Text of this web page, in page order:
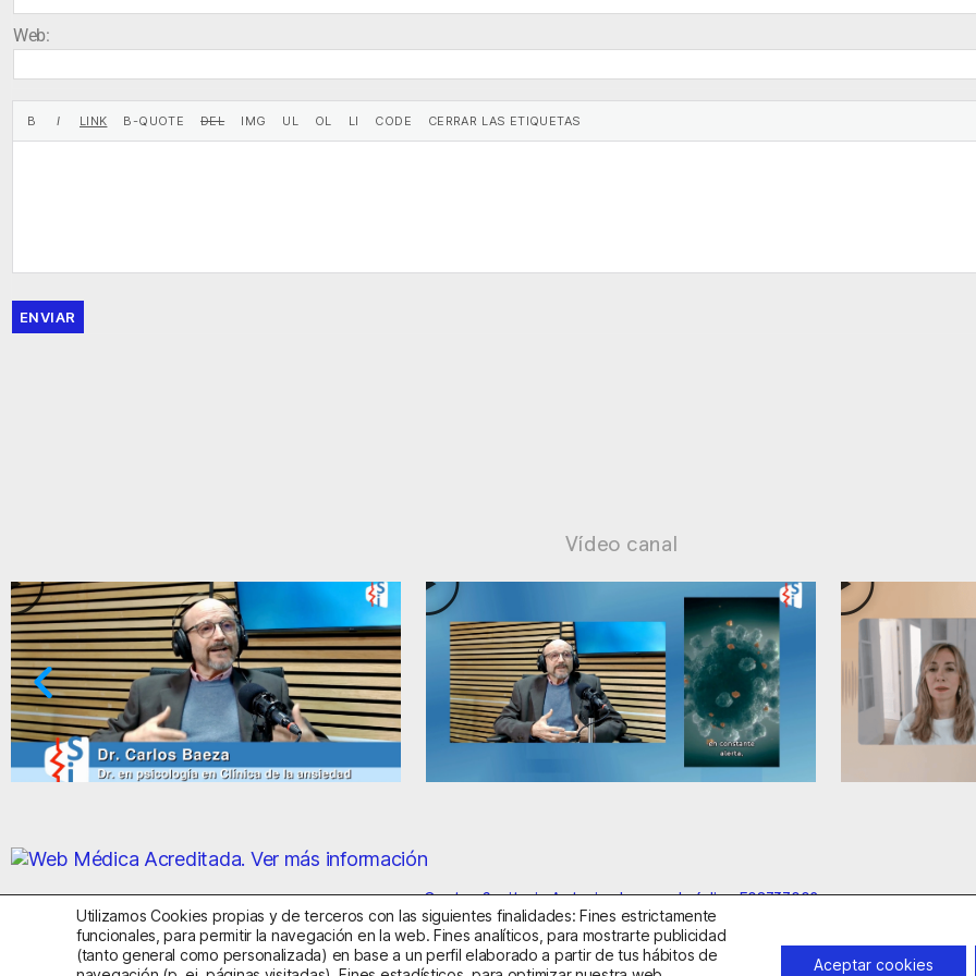
Web:
ENVIAR
Vídeo canal
Centro Sanitario Autorizado con el código E08737002
Aviso LegalPolítica de PrivacidadPolítica de CookiesCondiciones Generales de
Utilizamos Cookies propias y de terceros con las siguientes finalidades: Fines estrictamente
funcionales, para permitir la navegación en la web. Fines analíticos, para mostrarte publicidad
(tanto general como personalizada) en base a un perfil elaborado a partir de tus hábitos de
Aceptar cookies